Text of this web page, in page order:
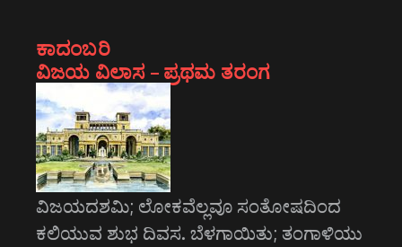
ಕಾದಂಬರಿ
ವಿಜಯ ವಿಲಾಸ – ಪ್ರಥಮ ತರಂಗ
ವಿಜಯದಶಮಿ; ಲೋಕವೆಲ್ಲವೂ ಸಂತೋಷದಿಂದ
ಕಲಿಯುವ ಶುಭ ದಿವಸ. ಬೆಳಗಾಯಿತು; ತಂಗಾಳಿಯು